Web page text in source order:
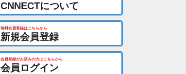
CNNECTについて
無料会員登録はこちらから
新規会員登録
会員登録がお済みの方はこちらから
会員ログイン